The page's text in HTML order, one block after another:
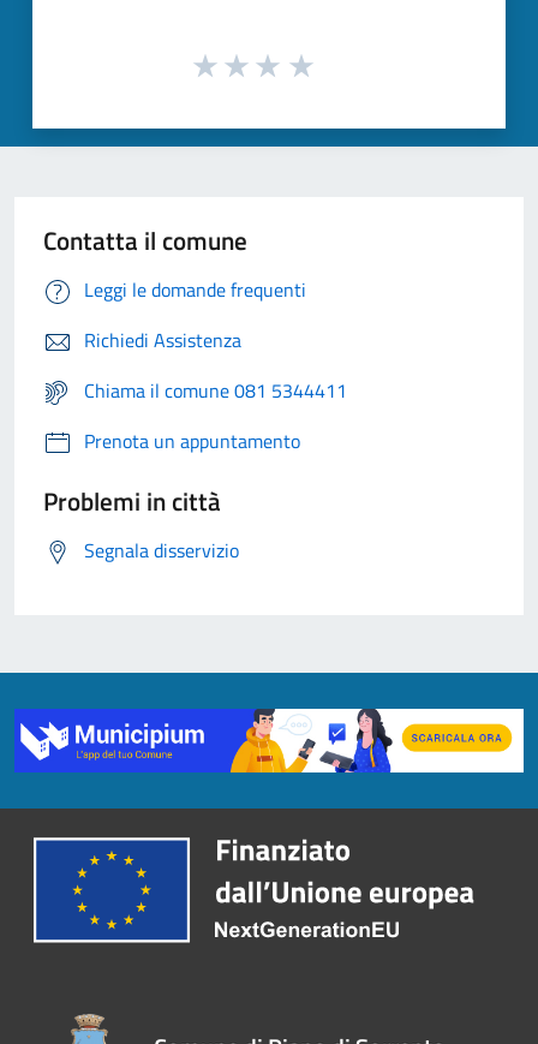
Contatta il comune
Leggi le domande frequenti
Richiedi Assistenza
Chiama il comune 081 5344411
Prenota un appuntamento
Problemi in città
Segnala disservizio